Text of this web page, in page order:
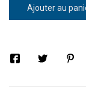
Ajouter au